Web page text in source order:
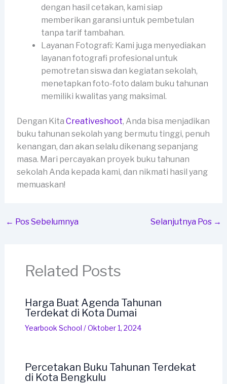
dengan hasil cetakan, kami siap
memberikan garansi untuk pembetulan
tanpa tarif tambahan.
Layanan Fotografi: Kami juga menyediakan
layanan fotografi profesional untuk
pemotretan siswa dan kegiatan sekolah,
menetapkan foto-foto dalam buku tahunan
memiliki kwalitas yang maksimal.
Dengan Kita Creativeshoot, Anda bisa menjadikan
buku tahunan sekolah yang bermutu tinggi, penuh
kenangan, dan akan selalu dikenang sepanjang
masa. Mari percayakan proyek buku tahunan
sekolah Anda kepada kami, dan nikmati hasil yang
memuaskan!
← Pos Sebelumnya Selanjutnya Pos →
Related Posts
Harga Buat Agenda Tahunan
Terdekat di Kota Dumai
Yearbook School /Oktober 1, 2024
Percetakan Buku Tahunan Terdekat
di Kota Bengkulu